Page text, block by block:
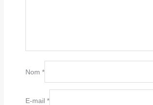
Nom *
E-mail *